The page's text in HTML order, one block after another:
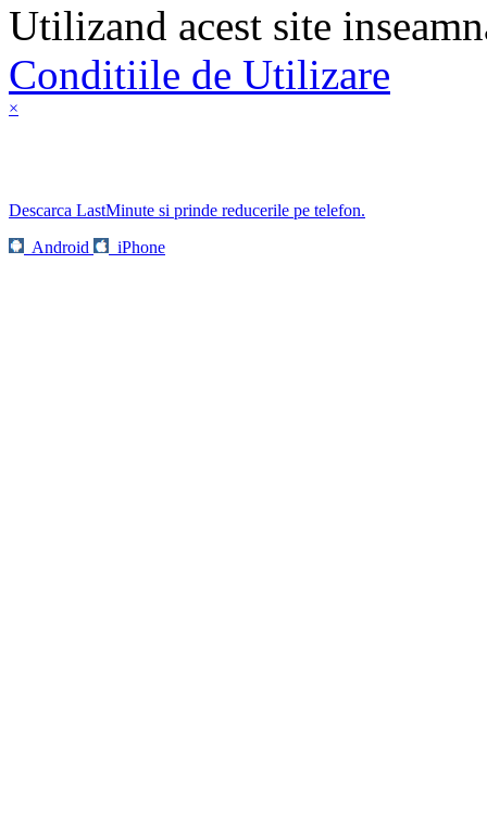
Utilizand acest site
Conditiile de Utilizare
×
Descarca LastMinute si prinde reducerile pe telefon.
Android
iPhone